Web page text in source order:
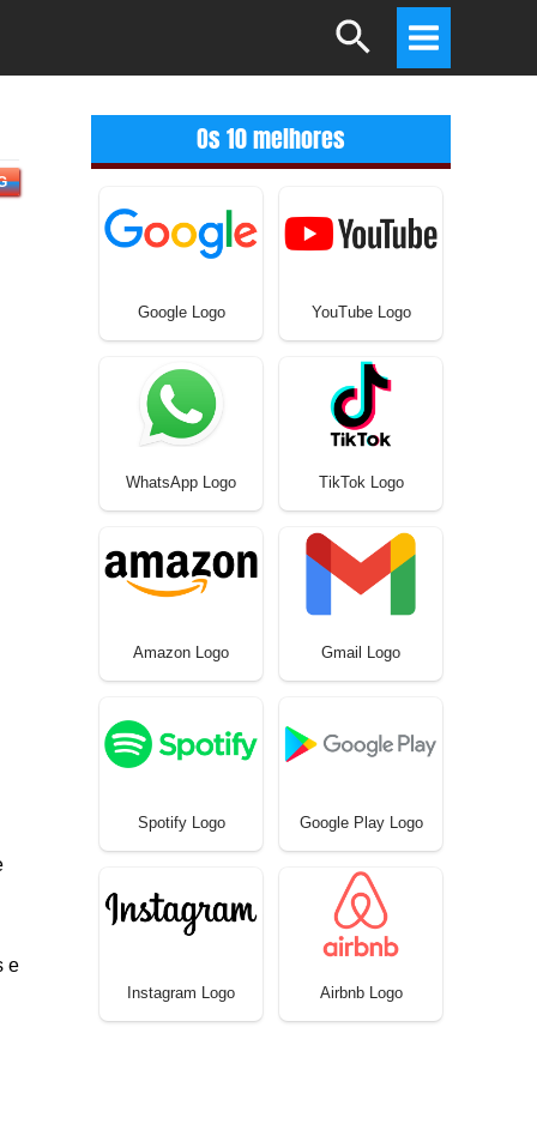
Search
Main
Menu
e
Os 10 melhores
Google Logo YouTube Logo
WhatsApp Logo TikTok Logo
Amazon Logo Gmail Logo
Spotify Logo Google Play Logo
Instagram Logo Airbnb Logo